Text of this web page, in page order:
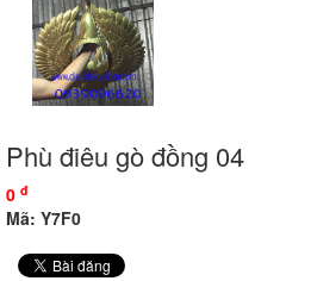
Phù điêu gò đồng 04
0 đ
Mã: Y7F0